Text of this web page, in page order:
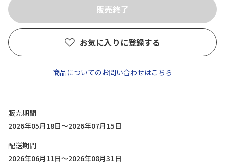
お気に入りに登録する
商品についてのお問い合わせはこちら
販売期間
2026年05月18日～2026年07月15日
配送期間
2026年06月11日～2026年08月31日